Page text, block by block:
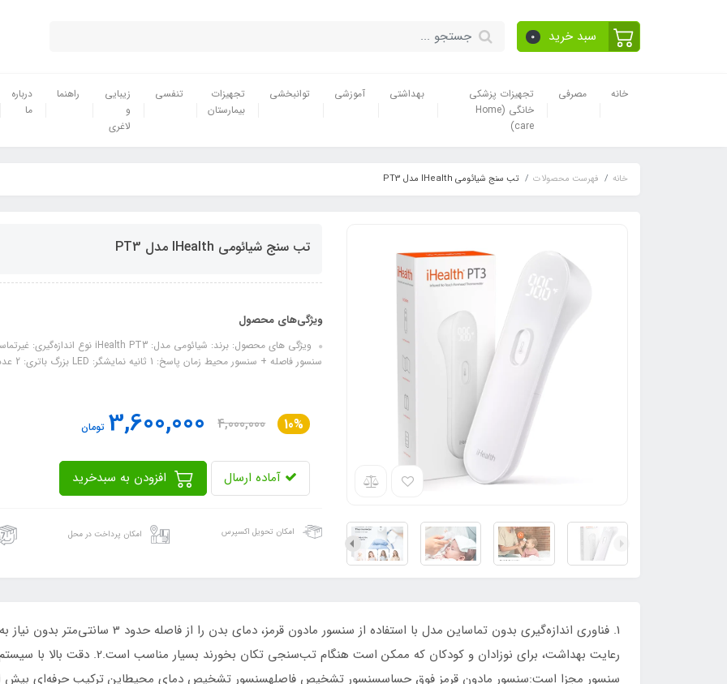
سبد خرید 0
خانه مصرفی
تجهیزات پزشکی
خانگی (Home
care)
بهداشتی آموزشی توانبخشی
تجهیزات
بیمارستان
تنفسی
زیبایی
و
لاغری
راهنما
درباره
ما
خانه فهرست محصولات تب سنج شیائومی IHealth مدل PT3
تب سنج شیائومی IHealth مدل PT3
ویژگی‌های محصول
سنسور فاصله + سنسور محیط زمان پاسخ: 1 ثانیه نمایشگر: LED بزرگ باتری: 2 عدد AAA وزن: 130 گرم مناسب برای: نوزاد، کودک، بزرگسال
10%
4,000,000
3,600,000 تومان
آماده ارسال
امکان تحویل اکسپرس امکان پرداخت در محل
1. فناوری اندازه‌گیری بدون تماساین مدل با استفاده